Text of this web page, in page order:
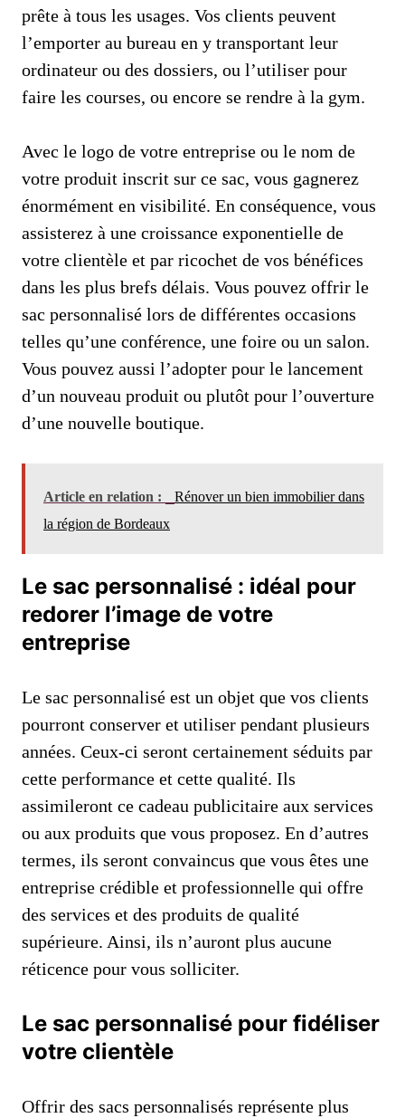
prête à tous les usages. Vos clients peuvent
l’emporter au bureau en y transportant leur
ordinateur ou des dossiers, ou l’utiliser pour
faire les courses, ou encore se rendre à la gym.
Avec le logo de votre entreprise ou le nom de
votre produit inscrit sur ce sac, vous gagnerez
énormément en visibilité. En conséquence, vous
assisterez à une croissance exponentielle de
votre clientèle et par ricochet de vos bénéfices
dans les plus brefs délais. Vous pouvez offrir le
sac personnalisé lors de différentes occasions
telles qu’une conférence, une foire ou un salon.
Vous pouvez aussi l’adopter pour le lancement
d’un nouveau produit ou plutôt pour l’ouverture
d’une nouvelle boutique.
Article en relation :
Rénover un bien immobilier dans
la région de Bordeaux
Le sac personnalisé : idéal pour
redorer l’image de votre
entreprise
Le sac personnalisé est un objet que vos clients
pourront conserver et utiliser pendant plusieurs
années. Ceux-ci seront certainement séduits par
cette performance et cette qualité. Ils
assimileront ce cadeau publicitaire aux services
ou aux produits que vous proposez. En d’autres
termes, ils seront convaincus que vous êtes une
entreprise crédible et professionnelle qui offre
des services et des produits de qualité
supérieure. Ainsi, ils n’auront plus aucune
réticence pour vous solliciter.
Le sac personnalisé pour fidéliser
votre clientèle
Offrir des sacs personnalisés représente plus